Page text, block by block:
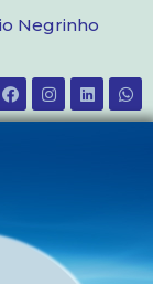
Negrinho